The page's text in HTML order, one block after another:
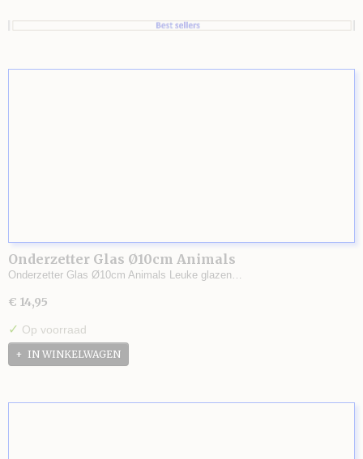
Onderzetter Glas Ø10cm Animals
Onderzetter Glas Ø10cm Animals Leuke glazen…
€ 14,95
✓ Op voorraad
IN WINKELWAGEN